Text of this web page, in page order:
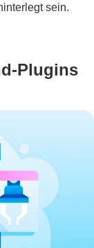
sein.
Plugins